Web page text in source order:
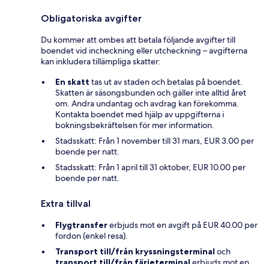
Obligatoriska avgifter
Du kommer att ombes att betala följande avgifter till
boendet vid incheckning eller utcheckning – avgifterna
kan inkludera tillämpliga skatter:
En skatt tas ut av staden och betalas på boendet.
Skatten är säsongsbunden och gäller inte alltid året
om. Andra undantag och avdrag kan förekomma.
Kontakta boendet med hjälp av uppgifterna i
bokningsbekräftelsen för mer information.
Stadsskatt: Från 1 november till 31 mars, EUR 3.00 per
boende per natt.
Stadsskatt: Från 1 april till 31 oktober, EUR 10.00 per
boende per natt.
Extra tillval
Flygtransfererbjuds mot en avgift på EUR 40.00 per
fordon (enkel resa).
Transport till/från kryssningsterminal och